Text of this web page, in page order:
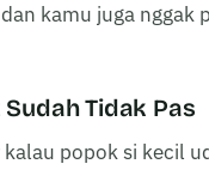
kamu juga
Tidak Pas
popok si kecil